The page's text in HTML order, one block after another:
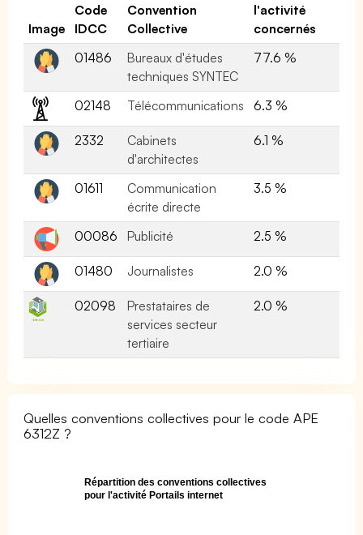
Image
Code
IDCC
Convention
Collective
l'activité
concernés
01486
Bureaux d'études
techniques SYNTEC
77.6 %
02148 Télécommunications 6.3 %
2332
Cabinets
d'architectes
6.1 %
01611
Communication
écrite directe
3.5 %
00086 Publicité 2.5 %
01480 Journalistes 2.0 %
02098
Prestataires de
services secteur
tertiaire
2.0 %
Quelles conventions collectives pour le code APE
6312Z ?
Répartition des conventions collectives
pour l'activité Portails internet